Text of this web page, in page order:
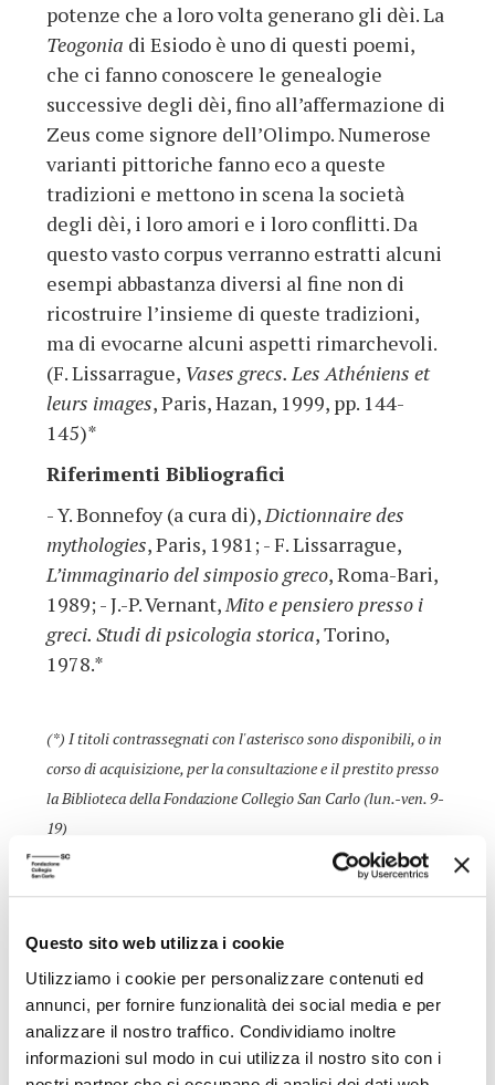
Questo sito web utilizza i cookie
Utilizziamo i cookie per personalizzare contenuti ed
annunci, per fornire funzionalità dei social media e per
analizzare il nostro traffico. Condividiamo inoltre
informazioni sul modo in cui utilizza il nostro sito con i
potenze che a loro volta generano gli dèi. La
Teogonia di Esiodo è uno di questi poemi,
che ci fanno conoscere le genealogie
successive degli dèi, fino all’affermazione di
Zeus come signore dell’Olimpo. Numerose
varianti pittoriche fanno eco a queste
tradizioni e mettono in scena la società
degli dèi, i loro amori e i loro conflitti. Da
questo vasto corpus verranno estratti alcuni
esempi abbastanza diversi al fine non di
ricostruire l’insieme di queste tradizioni,
ma di evocarne alcuni aspetti rimarchevoli.
(F. Lissarrague, Vases grecs. Les Athéniens et
leurs images, Paris, Hazan, 1999, pp. 144-
145)*
Riferimenti Bibliografici
- Y. Bonnefoy (a cura di),Dictionnaire des
mythologies, Paris, 1981; - F. Lissarrague,
L’immaginario del simposio greco, Roma-Bari,
1989; - J.-P. Vernant,Mito e pensiero presso i
greci. Studi di psicologia storica, Torino,
1978.*
(*) I titoli contrassegnati con l'asterisco sono disponibili, o in
corso di acquisizione, per la consultazione e il prestito presso
la Biblioteca della Fondazione Collegio San Carlo (lun.-ven. 9-
19)
Presso la sede della Biblioteca, dopo una settimana dalla data
della conferenza, è possibile ascoltarne la registrazione.
ALTRE CONFERENZE DEL CICLO
30/05/2005